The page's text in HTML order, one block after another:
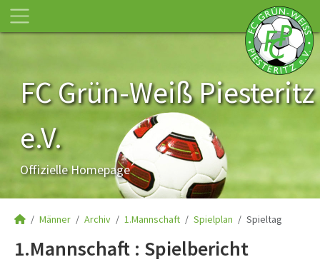
FC Grün-Weiß Piesteritz
e.V.
Offizielle Homepage
Männer Archiv 1.Mannschaft Spielplan Spieltag
1.Mannschaft : Spielbericht